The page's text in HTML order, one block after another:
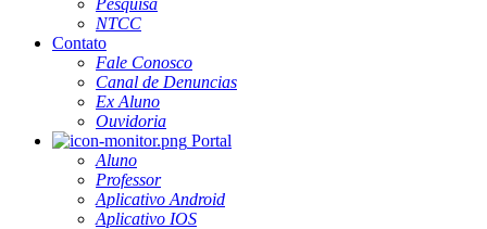
Pesquisa
NTCC
Contato
Fale Conosco
Canal de Denuncias
Ex Aluno
Ouvidoria
Portal
Aluno
Professor
Aplicativo Android
Aplicativo IOS